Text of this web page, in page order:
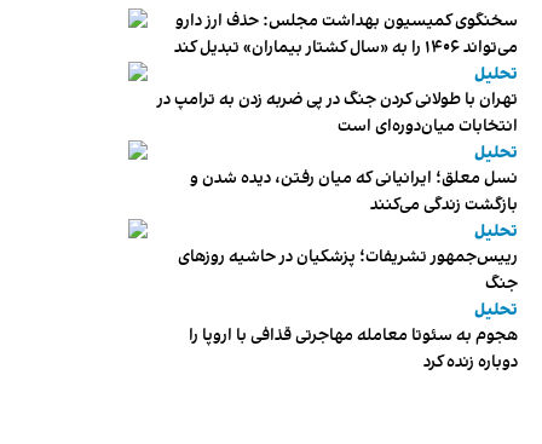
سخنگوی کمیسیون بهداشت مجلس: حذف ارز دارو
می‌تواند ۱۴۰۶ را به «سال کشتار بیماران» تبدیل کند
تحلیل
تهران با طولانی کردن جنگ در پی ضربه زدن به ترامپ در
انتخابات میان‌دوره‌ای است
تحلیل
نسل معلق؛ ایرانیانی که میان رفتن، دیده شدن و
بازگشت زندگی می‌کنند
تحلیل
رییس‌جمهور تشریفات؛ پزشکیان در حاشیه روزهای
جنگ
تحلیل
هجوم به سئوتا معامله مهاجرتی قذافی با اروپا را
دوباره زنده کرد